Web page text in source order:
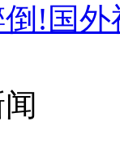
!国